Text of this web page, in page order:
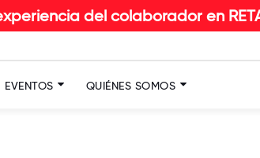
en RETAIL: Descubrí
EVENTOS QUIÉNES SOMOS